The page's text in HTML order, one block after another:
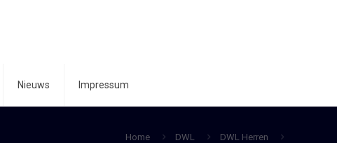
Nieuws Impressum
Home DWL
DWL Herren